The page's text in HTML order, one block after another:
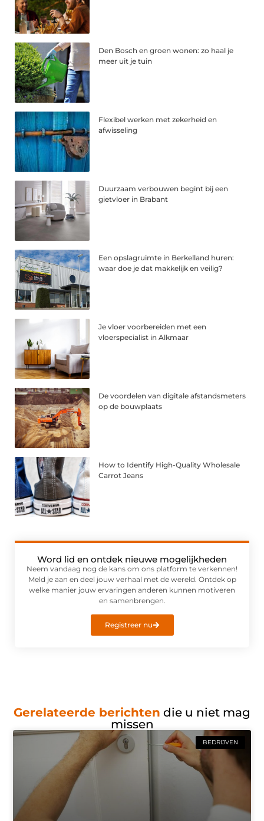
Den Bosch en groen wonen: zo haal je
meer uit je tuin
Flexibel werken met zekerheid en
afwisseling
Duurzaam verbouwen begint bij een
gietvloer in Brabant
Een opslagruimte in Berkelland huren:
waar doe je dat makkelijk en veilig?
Je vloer voorbereiden met een
vloerspecialist in Alkmaar
De voordelen van digitale afstandsmeters
op de bouwplaats
How to Identify High-Quality Wholesale
Carrot Jeans
Word lid en ontdek nieuwe mogelijkheden
Neem vandaag nog de kans om ons platform te verkennen!
Meld je aan en deel jouw verhaal met de wereld. Ontdek op
welke manier jouw ervaringen anderen kunnen motiveren
en samenbrengen.
Registreer nu
Gerelateerde berichten die u niet mag
missen
BEDRIJVEN